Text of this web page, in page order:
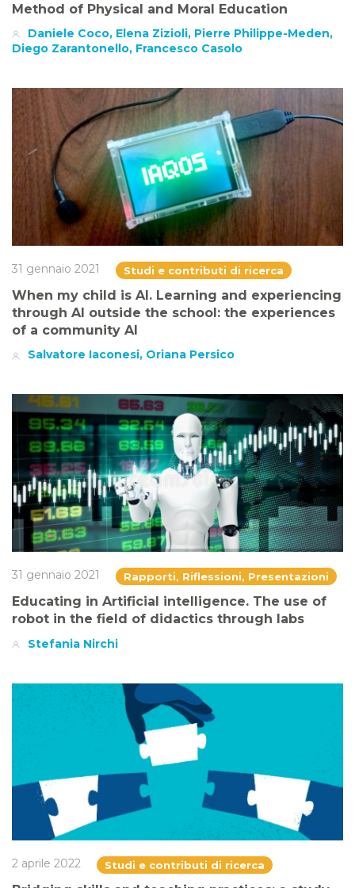
Method of Physical and Moral Education
Daniele Coco, Elena Zizioli, Pierre Philippe-Meden,
Diego Zarantonello, Francesco Casolo
31 gennaio 2021 Studi e contributi di ricerca
When my child is AI. Learning and experiencing
through AI outside the school: the experiences
of a community AI
Salvatore Iaconesi, Oriana Persico
31 gennaio 2021 Rapporti, Riflessioni, Presentazioni
Educating in Artificial intelligence. The use of
robot in the field of didactics through labs
Stefania Nirchi
2 aprile 2022 Studi e contributi di ricerca